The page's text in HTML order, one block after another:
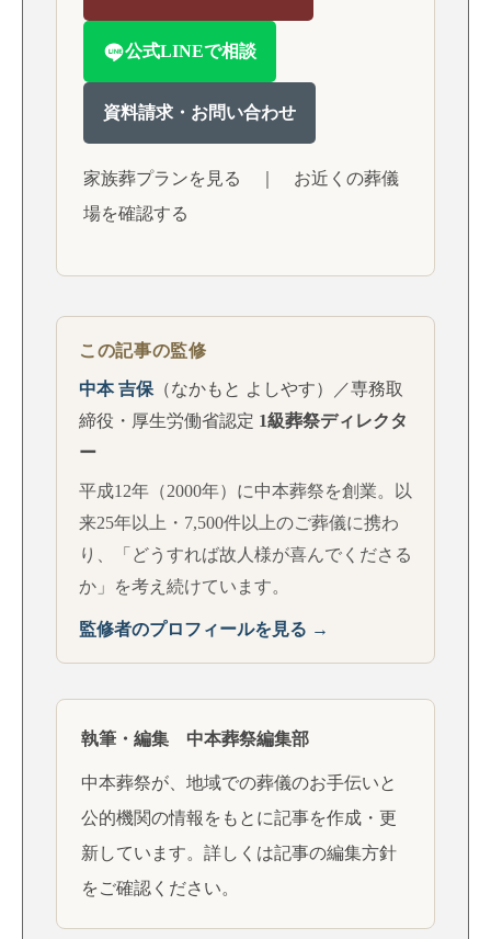
公式LINEで相談
資料請求・お問い合わせ
家族葬プランを見る
お近くの葬儀
場を確認する
この記事の監修
中本 吉保 （なかもと よしやす）／専務取
締役・厚生労働省認定 1級葬祭ディレクタ
ー
平成12年（2000年）に中本葬祭を創業。以
来25年以上・7,500件以上のご葬儀に携わ
り、「どうすれば故人様が喜んでくださる
か」を考え続けています。
監修者のプロフィールを見る →
執筆・編集 中本葬祭編集部
中本葬祭が、地域での葬儀のお手伝いと
公的機関の情報をもとに記事を作成・更
新しています。詳しくは記事の編集方針
をご確認ください。